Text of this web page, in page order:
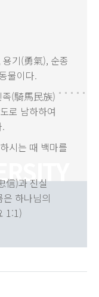
기(勇氣), 순종
물이다.
족(騎馬民族)
로 남하하여
시는 때 백마를
信)과 진실
하나님의
1:1)